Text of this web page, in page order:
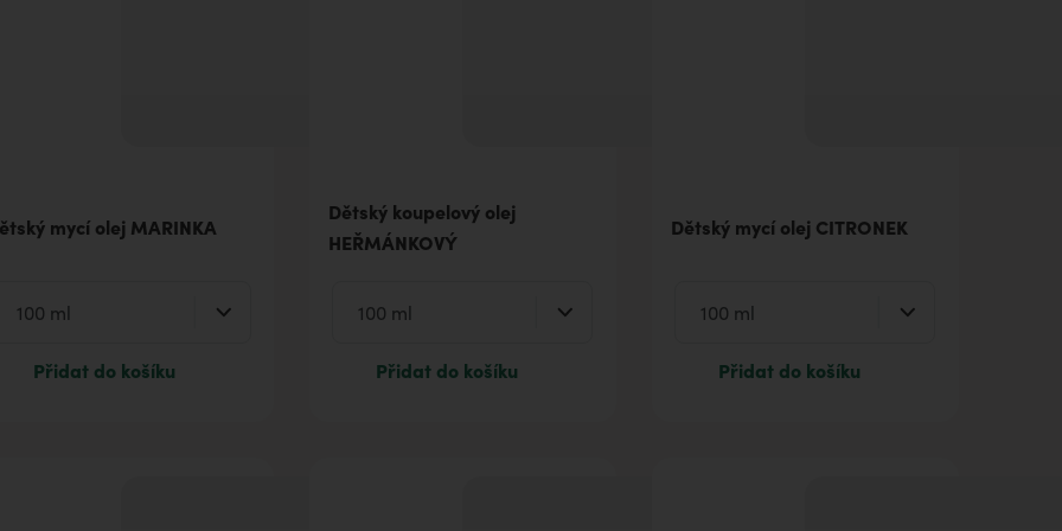
mycí olej MARINKA
Přidat do košíku
Dětský koupelový olej
HEŘMÁNKOVÝ
Přidat do košíku
Dětský mycí olej CITRONEK
Přidat do košíku